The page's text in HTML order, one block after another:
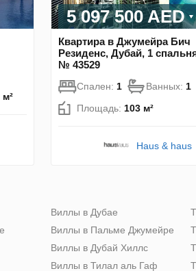
м²
5 097 500 AED
Квартира в Джумейра Бич
Резиденс, Дубай, 1
№ 43529
Спален: 1 Ванных: 1
Площадь: 103 м²
Haus & haus
Виллы в Дубае
Виллы в Пальме Джумейре
Виллы в Дубай Хиллс
Виллы в Тилал аль Гаф